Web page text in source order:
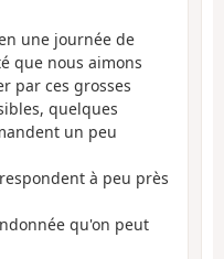
une journée de
que nous aimons
par ces grosses
quelques
un peu
à peu près
qu'on peut